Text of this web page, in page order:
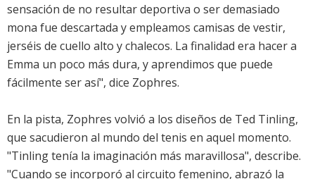
sensación de no resultar deportiva o ser demasiado
mona fue descartada y empleamos camisas de vestir,
jerséis de cuello alto y chalecos. La finalidad era hacer a
Emma un poco más dura, y aprendimos que puede
fácilmente ser así", dice Zophres.
En la pista, Zophres volvió a los diseños de Ted Tinling,
que sacudieron al mundo del tenis en aquel momento.
"Tinling tenía la imaginación más maravillosa", describe.
"Cuando se incorporó al circuito femenino, abrazó la